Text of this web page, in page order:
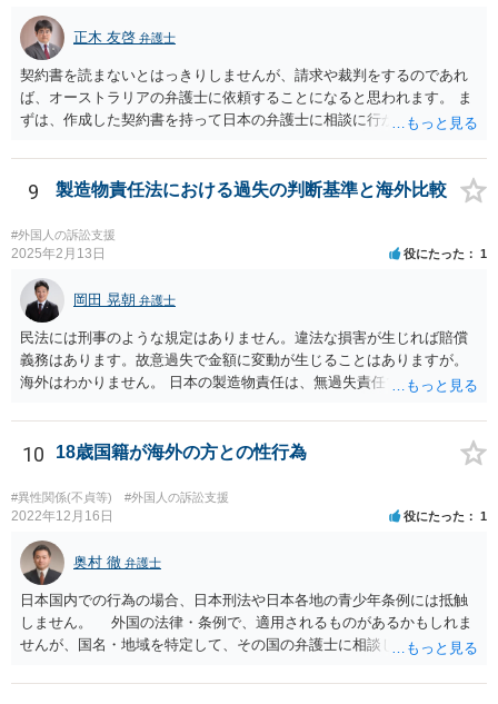
正木 友啓 弁護士
契約書を読まないとはっきりしませんが、請求や裁判をするのであれ
ば、オーストラリアの弁護士に依頼することになると思われます。 ま
ずは、作成した契約書を持って日本の弁護士に相談に行かれて、契約
9 製造物責任法における過失の判断基準と海外比較
#外国人の訴訟支援
2025年2月13日 役にたった 1
岡田 晃朝 弁護士
民法には刑事のような規定はありません。違法な損害が生じれば賠償
義務はあります。故意過失で金額に変動が生じることはありますが。
海外はわかりません。 日本の製造物責任は、無過失責任です。ですの
10 18歳国籍が海外の方との性行為
#異性関係(不貞等) #外国人の訴訟支援
2022年12月16日 役にたった 1
奥村 徹 弁護士
日本国内での行為の場合、日本刑法や日本各地の青少年条例には抵触
しません。 外国の法律・条例で、適用されるものがあるかもしれま
せんが、国名・地域を特定して、その国の弁護士に相談してくださ